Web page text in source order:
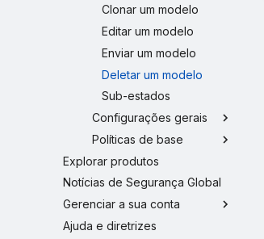
Clonar um modelo
Editar um modelo
Enviar um modelo
Deletar um modelo
Sub-estados
Configurações gerais
Políticas de base
Explorar produtos
Notícias de Segurança Global
Gerenciar a sua conta
Ajuda e diretrizes